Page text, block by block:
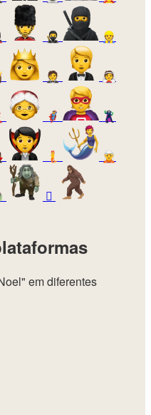
🥷 👷
🤵 👰
🦸 🦹
🧜 🧝
🫈
em diferentes